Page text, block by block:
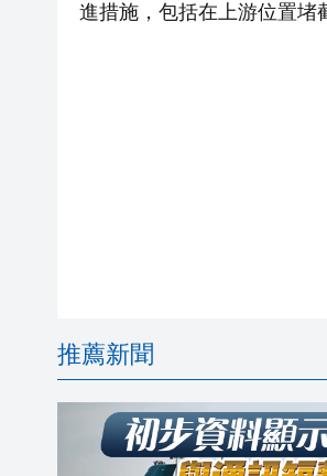
進措施，包括在上游位置堵
推薦新聞